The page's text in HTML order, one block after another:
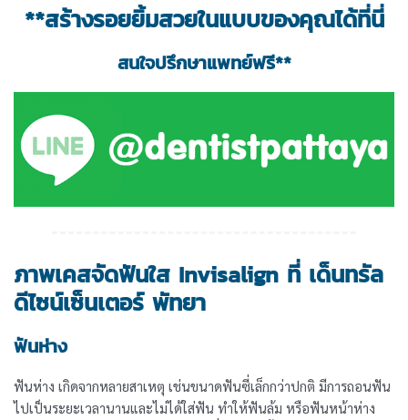
**สร้างรอยยิ้มสวยในแบบของคุณได้ที่นี่
สนใจปรึกษาแพทย์ฟรี**
ภาพเคสจัดฟันใส Invisalign ที่ เด็นทรัล
ดีไซน์เซ็นเตอร์ พัทยา
ฟันห่าง
ฟันห่าง เกิดจากหลายสาเหตุ เช่นขนาดฟันซี่เล็กกว่าปกติ มีการถอนฟัน
ไปเป็นระยะเวลานานและไม่ได้ใส่ฟัน ทำให้ฟันล้ม หรือฟันหน้าห่าง